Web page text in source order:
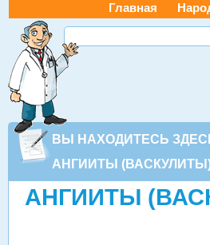
Главная
ВЫ НАХОДИТЕСЬ
АНГИИТЫ
АНГИИТЫ